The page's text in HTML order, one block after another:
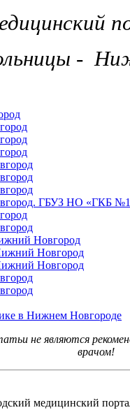
-
ГБУЗ НО «ГКБ
Новгород
Новгород
Новгород
в Нижнем Новгороде
не являются
врачом!
медицинский